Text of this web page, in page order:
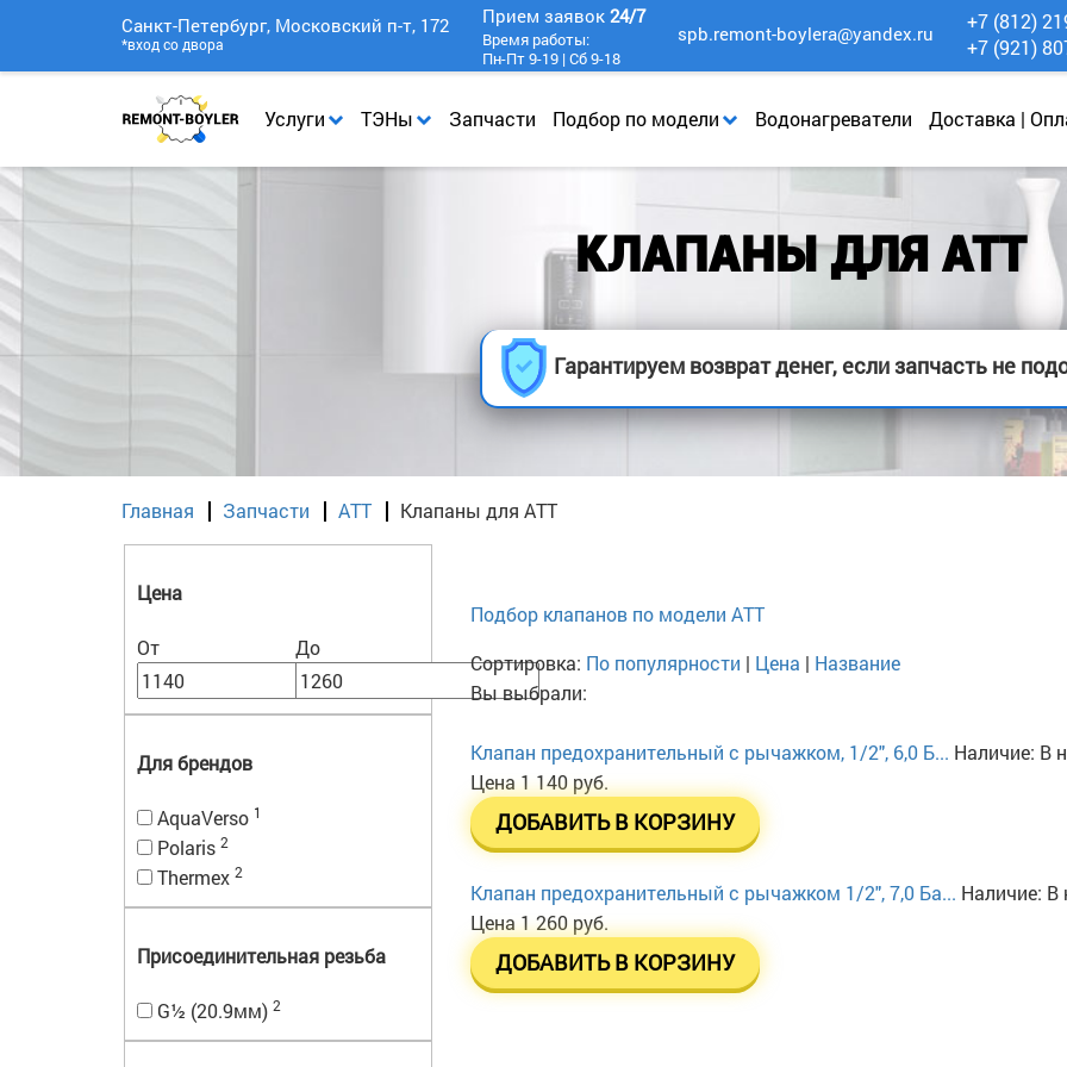
Услуги ТЭНы Запчасти Подбор по модели Водонагреватели Доставка |
Санкт-Петербург, Московский п-т, 172
*вход со двора
Прием заявок 24/7
Время работы:
Пн-Пт 9-19 | Сб 9-18
spb.remont-boylera@yandex.ru
+7 (812)
+7 (921)
КЛАПАНЫ ДЛЯ АТТ
Гарантируем возврат денег, если запчасть не
Главная Запчасти АТТ Клапаны для АТТ
Цена
От До
Для брендов
AquaVerso 1
Polaris 2
Thermex 2
Присоединительная резьба
G½ (20.9мм) 2
Подбор клапанов по модели АТТ
Сортировка: По популярности | Цена | Название
Вы выбрали:
Клапан предохранительный с рычажком, 1/2", 6,0 Б... Наличие: В
Цена 1 140 руб.
ДОБАВИТЬ В КОРЗИНУ
Клапан предохранительный с рычажком 1/2", 7,0 Ба... Наличие: В
Цена 1 260 руб.
ДОБАВИТЬ В КОРЗИНУ